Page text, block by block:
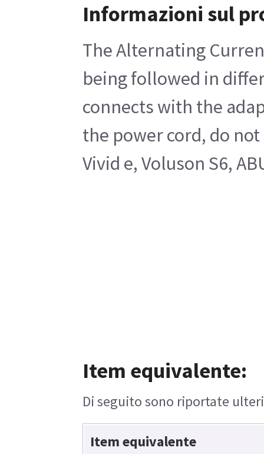
Informazioni sul
The Alternating
being followed in
connects with the
the power cord, do
Vivid e, Voluson S6,
Item equivalente:
Di seguito sono riportate
Item equivalente